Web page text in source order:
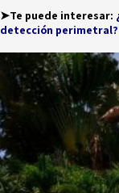
➤Te puede interesar:
detección perimetral?